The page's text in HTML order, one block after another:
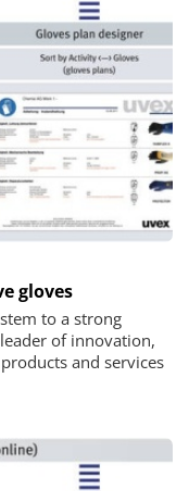
gloves
to a strong
of innovation,
and services